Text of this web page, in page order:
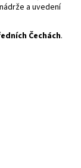
a uvedení
Čechách.